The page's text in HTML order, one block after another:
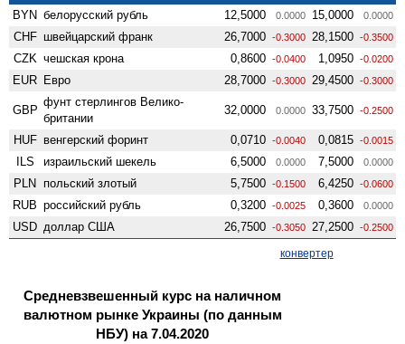
BYN белорусский рубль 12,5000 0.0000 15,0000 0.0000
CHF швейцарский франк 26,7000 -0.3000 28,1500 -0.3500
CZK чешская крона 0,8600 -0.0400 1,0950 -0.0200
EUR Евро 28,7000 -0.3000 29,4500 -0.3000
GBP
фунт стерлингов Велико­
британии
32,0000 0.0000 33,7500 -0.2500
HUF венгерский форинт 0,0710 -0.0040 0,0815 -0.0015
ILS израильский шекель 6,5000 0.0000 7,5000 0.0000
PLN польский злотый 5,7500 -0.1500 6,4250 -0.0600
RUB российский рубль 0,3200 -0.0025 0,3600 0.0000
USD доллар США 26,7500 -0.3050 27,2500 -0.2500
конвертер
Средневзвешенный курс на наличном
валютном рынке Украины (по данным
НБУ) на 7.04.2020